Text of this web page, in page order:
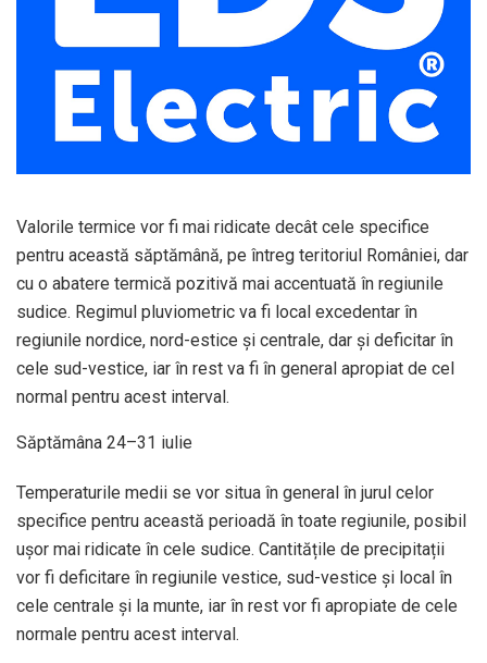
Valorile termice vor fi mai ridicate decât cele specifice
pentru această săptămână, pe întreg teritoriul României, dar
cu o abatere termică pozitivă mai accentuată în regiunile
sudice. Regimul pluviometric va fi local excedentar în
regiunile nordice, nord-estice şi centrale, dar şi deficitar în
cele sud-vestice, iar în rest va fi în general apropiat de cel
normal pentru acest interval.
Săptămâna 24–31 iulie
Temperaturile medii se vor situa în general în jurul celor
specifice pentru această perioadă în toate regiunile, posibil
uşor mai ridicate în cele sudice. Cantitățile de precipitații
vor fi deficitare în regiunile vestice, sud-vestice și local în
cele centrale și la munte, iar în rest vor fi apropiate de cele
normale pentru acest interval.